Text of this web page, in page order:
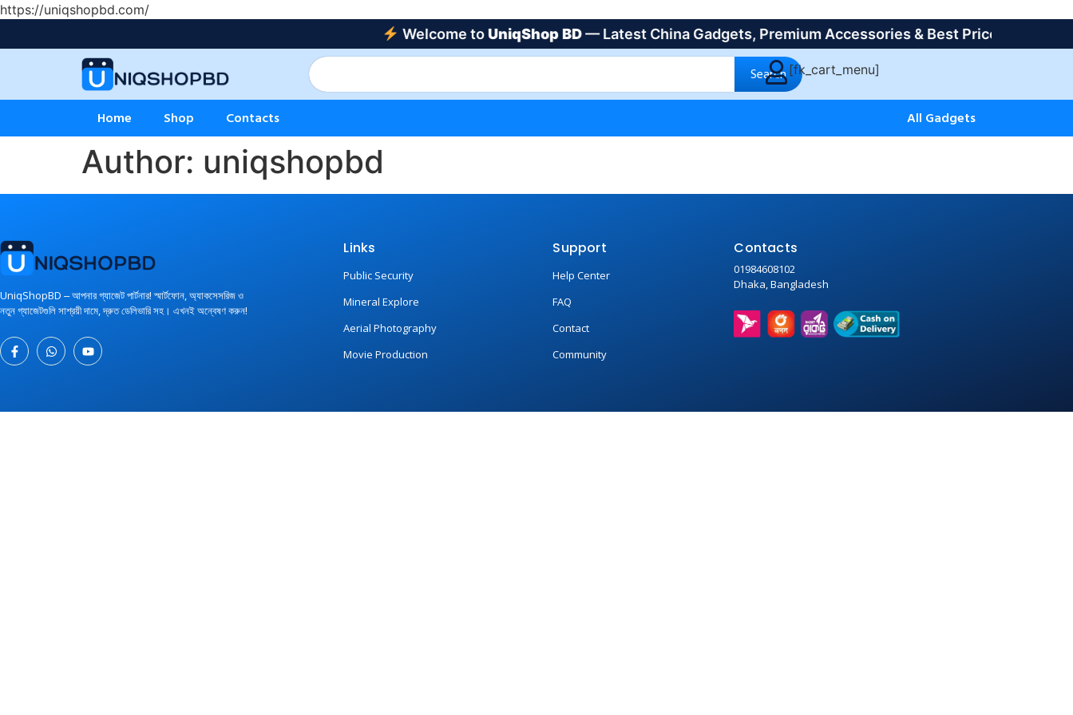
https://uniqshopbd.com/
Welcome toUniqShop BD— Latest China Gadgets, Premium Accessories & Best Price in
Search [fk_cart_menu]
Home Shop Contacts All Gadgets
Author: uniqshopbd
UniqShopBD ‒ আপনার গ্যাজেট পার্টনার! স্মার্টফোন, অ্যাকসেসরিজ ও
নতুন গ্যাজেটগুলি সাশ্রয়ী দামে, দ্রুত ডেলিভারি সহ। এখনই অন্বেষণ করুন!
Links
Public Security
Mineral Explore
Aerial Photography
Movie Production
Support
Help Center
FAQ
Contact
Community
Contacts
01984608102
Dhaka, Bangladesh